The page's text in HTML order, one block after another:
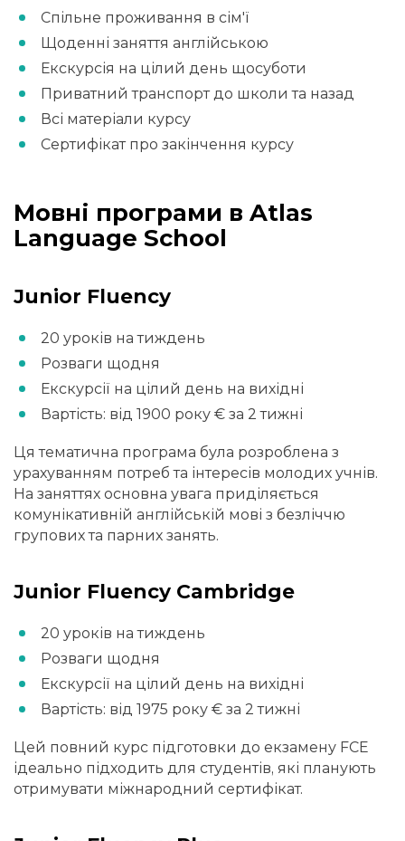
Спільне проживання в сім'ї
Щоденні заняття англійською
Екскурсія на цілий день щосуботи
Приватний транспорт до школи та назад
Всі матеріали курсу
Сертифікат про закінчення курсу
Мовні програми в Atlas
Language School
Junior Fluency
20 уроків на тиждень
Розваги щодня
Екскурсії на цілий день на вихідні
Вартість: від 1900 року € за 2 тижні
Ця тематична програма була розроблена з
урахуванням потреб та інтересів молодих учнів.
На заняттях основна увага приділяється
комунікативній англійській мові з безліччю
групових та парних занять.
Junior Fluency Cambridge
20 уроків на тиждень
Розваги щодня
Екскурсії на цілий день на вихідні
Вартість: від 1975 року € за 2 тижні
Цей повний курс підготовки до екзамену FCE
ідеально підходить для студентів, які планують
отримувати міжнародний сертифікат.